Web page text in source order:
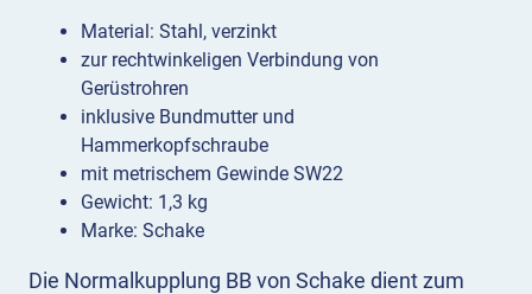
Die Normalkupplung BB von Schake dient zum
Material: Stahl, verzinkt
zur rechtwinkeligen Verbindung von
Gerüstrohren
inklusive Bundmutter und
Hammerkopfschraube
mit metrischem Gewinde SW22
Gewicht: 1,3 kg
Marke: Schake